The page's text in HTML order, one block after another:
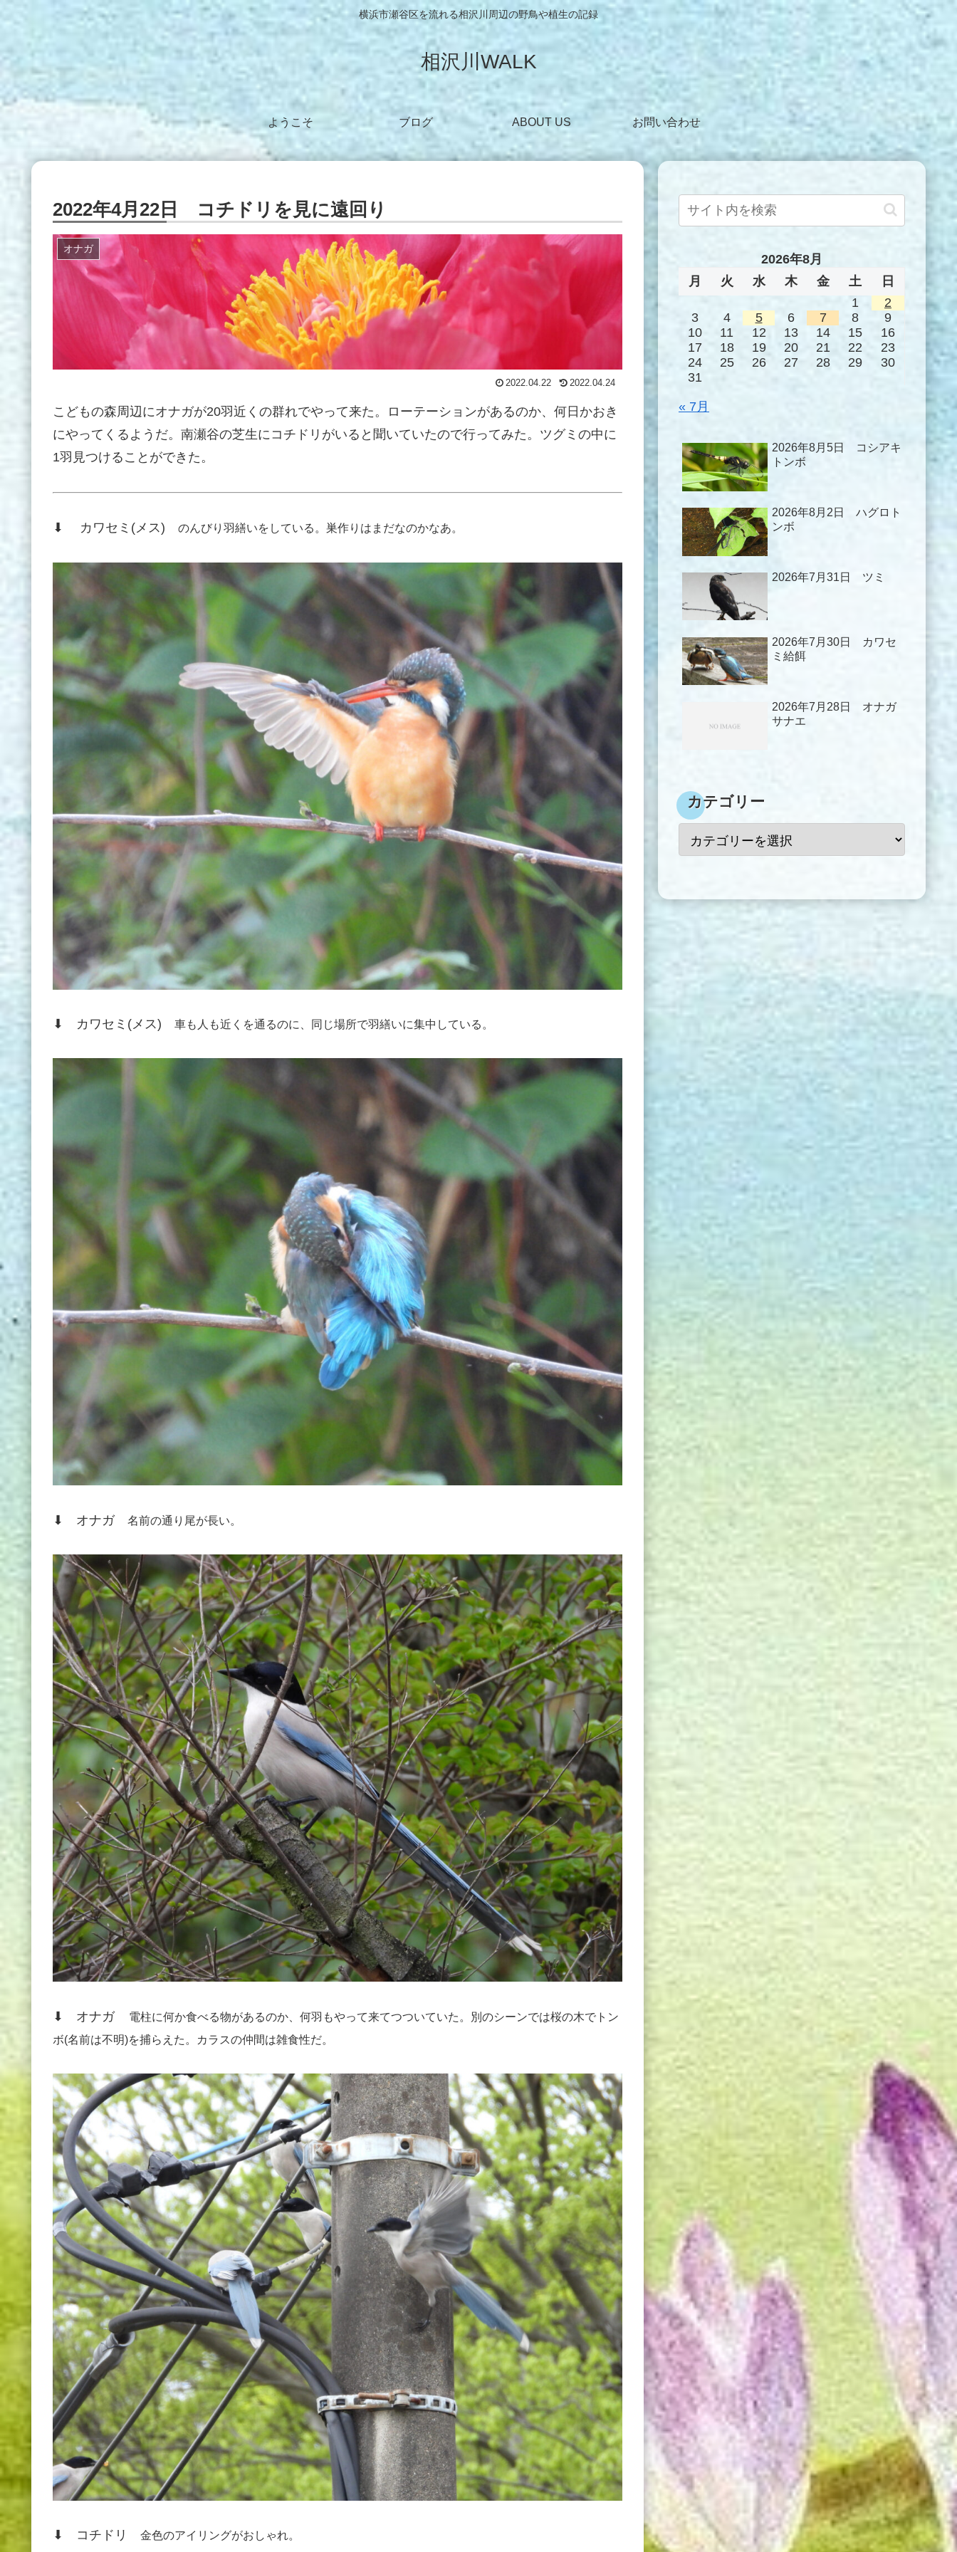
横浜市瀬谷区を流れる相沢川周辺の野鳥や植生の記録
相沢川WALK
ようこそ ブログ ABOUT US お問い合わせ
2022年4月22日 コチドリを見に遠回り
オナガ
2022.04.22 2022.04.24
こどもの森周辺にオナガが20羽近くの群れでやって来た。ローテーションがあるのか、何日かおき
にやってくるようだ。南瀬谷の芝生にコチドリがいると聞いていたので行ってみた。ツグミの中に
1羽見つけることができた。
⬇ カワセミ(メス) のんびり羽繕いをしている。巣作りはまだなのかなあ。
⬇ カワセミ(メス) 車も人も近くを通るのに、同じ場所で羽繕いに集中している。
⬇ オナガ 名前の通り尾が長い。
⬇ オナガ
電柱に何か食べる物があるのか、何羽もやって来てつついていた。別のシーンでは桜の木でトン
ボ(名前は不明)を捕らえた。カラスの仲間は雑食性だ。
⬇ コチドリ 金色のアイリングがおしゃれ。
2026年8月
月
火 水 木 金 土
日
1
2
3
4 5 6 7 8
9
10
11 12 13 14 15
16
17
18 19 20 21 22
23
24
25 26 27 28 29
30
31
« 7月
2026年8月5日 コシアキ
トンボ
2026年8月2日 ハグロト
ンボ
2026年7月31日 ツミ
2026年7月30日 カワセ
ミ給餌
2026年7月28日 オナガ
サナエ
カテゴリー